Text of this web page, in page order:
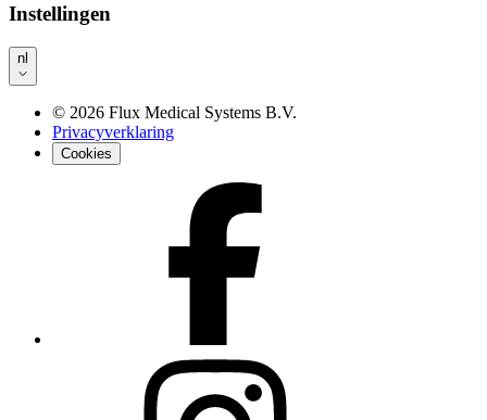
Instellingen
nl
© 2026 Flux Medical Systems B.V.
Privacyverklaring
Cookies